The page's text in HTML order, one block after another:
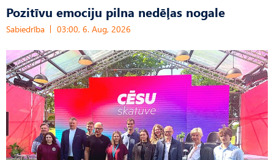
Pozitīvu emociju pilna nedēļas nogale
Sabiedrība 03:00, 6. Aug, 2026